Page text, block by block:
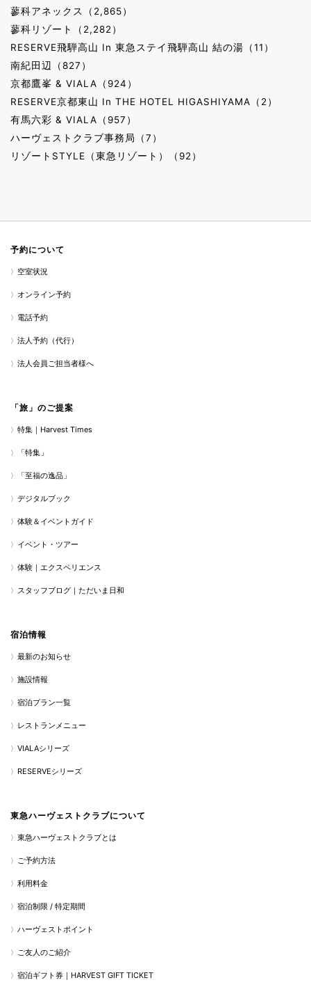
蓼科アネックス（2,865）
蓼科リゾート（2,282）
RESERVE飛騨高山 In 東急ステイ飛騨高山 結の湯（11）
南紀田辺（827）
京都鷹峯 & VIALA（924）
RESERVE京都東山 In THE HOTEL HIGASHIYAMA（2）
有馬六彩 & VIALA（957）
ハーヴェストクラブ事務局（7）
リゾートSTYLE（東急リゾート）（92）
予約について
空室状況
オンライン予約
電話予約
法人予約（代行）
法人会員ご担当者様へ
「旅」のご提案
特集｜Harvest Times
「特集」
「至福の逸品」
デジタルブック
体験＆イベントガイド
イベント・ツアー
体験｜エクスペリエンス
スタッフブログ｜ただいま日和
宿泊情報
最新のお知らせ
施設情報
宿泊プラン一覧
レストランメニュー
VIALAシリーズ
RESERVEシリーズ
東急ハーヴェストクラブについて
東急ハーヴェストクラブとは
ご予約方法
利用料金
宿泊制限 / 特定期間
ハーヴェストポイント
ご友人のご紹介
宿泊ギフト券｜HARVEST GIFT TICKET